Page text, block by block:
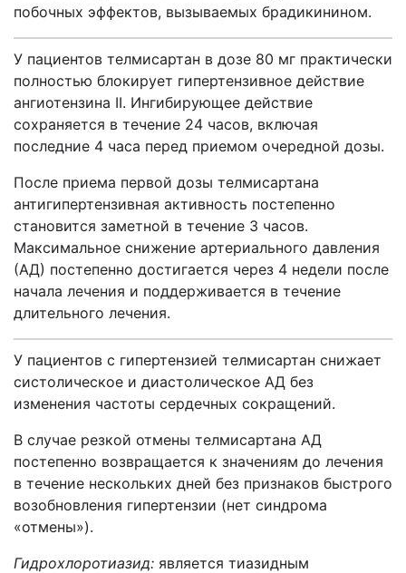
побочных эффектов, вызываемых брадикинином.
У пациентов телмисартан в дозе 80 мг практически
полностью блокируeт гипертензивное действие
ангиотензина II. Ингибирующее действие
сохраняется в течение 24 часов, включая
последние 4 часа перед приемом очередной дозы.
После приема первой дозы телмисартана
антигипертензивная активность постепенно
становится заметной в течение 3 часов.
Максимальное снижение артериального давления
(АД) постепенно достигается через 4 недели после
начала лечения и поддерживается в течение
длительного лечения.
У пациентов с гипертензией телмисартан снижает
систолическое и диастолическое АД без
изменения частоты сердечных сокращений.
В случае резкой отмены телмисартана АД
постепенно возвращается к значениям до лечения
в течение нескольких дней без признаков быстрого
возобновления гипертензии (нет синдрома
«отмены»).
Гидрохлоротиазид: является тиазидным